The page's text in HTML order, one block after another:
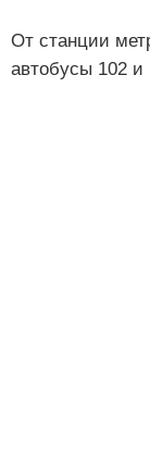
От станции
автобусы 102 и